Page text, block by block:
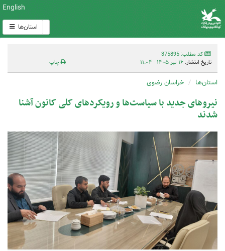
English
استان‌ها
کد مطلب: 375895
تاریخ انتشار: ۱۶ تیر ۱۴۰۵ - ۱۱:۰۴ چاپ
استان‌ها خراسان رضوی
نیروهای جدید با سیاست‌ها و رویکردهای کلی کانون آشنا
شدند